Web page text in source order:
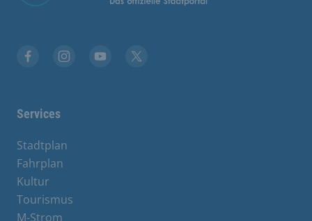
Services
Stadtplan
Fahrplan
Kultur
Tourismus
M-Strom